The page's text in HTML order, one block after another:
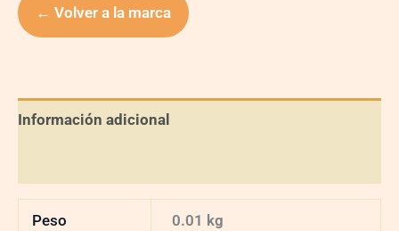
← Volver a la marca
Información adicional
Peso 0.01 kg